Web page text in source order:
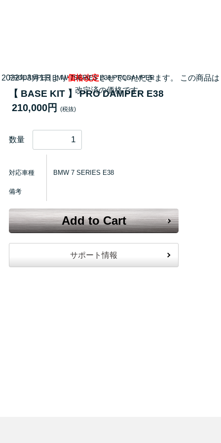
2022年3月1日より価格改定させていただきます。 この商品は
改定済の価格です。
PRODAMPER BMW 7SERIES E38 PRODAMPER
【 BASE KIT 】 PRO DAMPER E38
210,000円 (税抜)
数量
対応車種 BMW 7 SERIES E38
備考
Add to Cart
サポート情報